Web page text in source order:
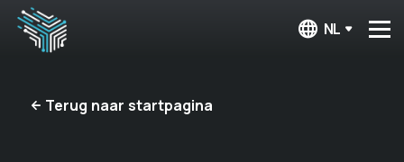
NL
Terug naar startpagina